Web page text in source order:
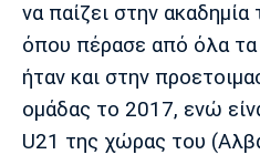
Μάντσεστερ
Γιουνάιτεντ
Λίβερπουλ
να παίζει στην
όπου πέρασε από όλα
ήταν και στην
ομάδας το 2017, ενώ
U21 της χώρας του